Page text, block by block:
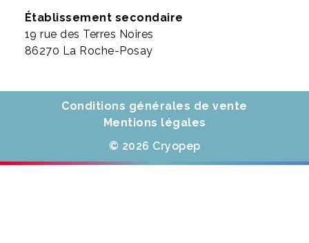
Établissement secondaire
19 rue des Terres Noires
86270 La Roche-Posay
Conditions générales de vente
Mentions légales
© 2026 Cryopep